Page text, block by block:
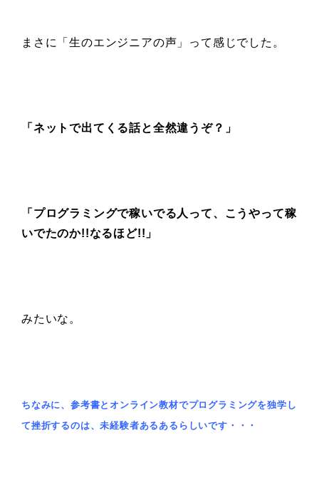
まさに「生のエンジニアの声」って感じでした。
「ネットで出てくる話と全然違うぞ？」
「プログラミングで稼いでる人って、こうやって稼
いでたのか!!なるほど!!」
みたいな。
ちなみに、参考書とオンライン教材でプログラミングを独学し
て挫折するのは、未経験者あるあるらしいです・・・